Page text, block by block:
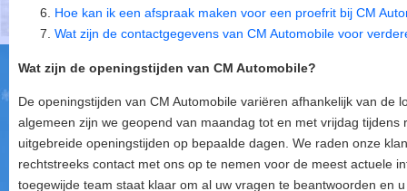
Hoe kan ik een afspraak maken voor een proefrit bij CM
Wat zijn de contactgegevens van CM Automobile voor
Wat zijn de openingstijden van CM Automobile?
De openingstijden van CM Automobile variëren afhankelijk van de
algemeen zijn we geopend van maandag tot en met vrijdag
uitgebreide openingstijden op bepaalde dagen. We raden onze
rechtstreeks contact met ons op te nemen voor de meest actuele
toegewijde team staat klaar om al uw vragen te beantwoorden en